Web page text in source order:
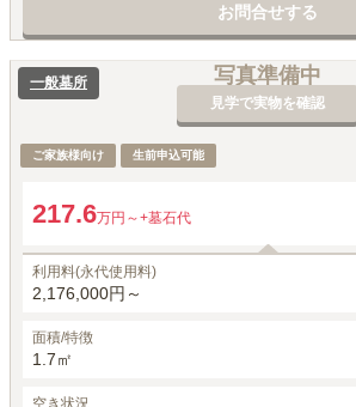
お問合せする
写真準備中
見学で実物を確認
一般墓所
ご家族様向け 生前申込可能
217.6万円～+墓石代
利用料(永代使用料)
2,176,000円～
面積/特徴
1.7㎡
空き状況